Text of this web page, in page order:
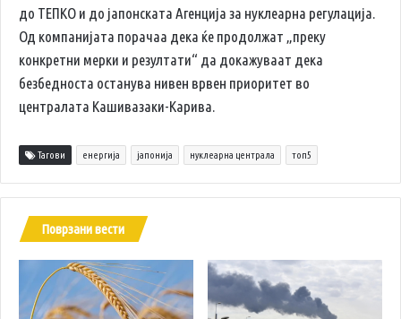
до ТЕПКО и до јапонската Агенција за нуклеарна регулација.
Од компанијата порачаа дека ќе продолжат „преку
конкретни мерки и резултати“ да докажуваат дека
безбедноста останува нивен врвен приоритет во
централата Кашивазаки-Карива.
Тагови енергија јапонија нуклеарна централа топ5
Поврзани вести